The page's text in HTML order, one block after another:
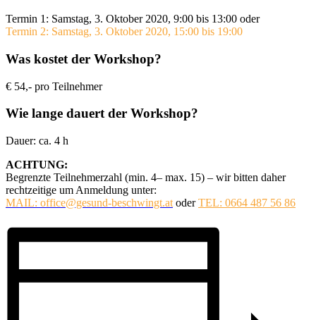
Termin 1: Samstag, 3. Oktober 2020, 9:00 bis 13:00 oder
Termin 2: Samstag, 3. Oktober 2020, 15:00 bis 19:00
Was kostet der Workshop?
€ 54,- pro Teilnehmer
Wie lange dauert der Workshop?
Dauer: ca. 4 h
ACHTUNG:
Begrenzte Teilnehmerzahl (min. 4– max. 15) – wir bitten daher
rechtzeitige um Anmeldung unter:
MAIL: office@gesund-beschwingt.at oderTEL: 0664 487 56 86